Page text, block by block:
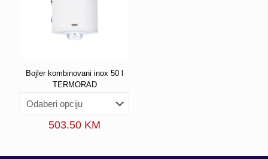
Bojler kombinovani inox 50 l
TERMORAD
503.50 KM